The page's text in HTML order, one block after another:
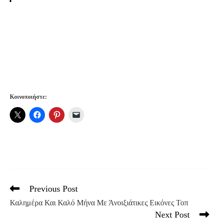
Κοινοποιήστε:
Read
articles
Previous Post
Καλημέρα Και Καλό Μήνα Με Άνοιξιάτικες Εικόνες Τοπ
Next Post